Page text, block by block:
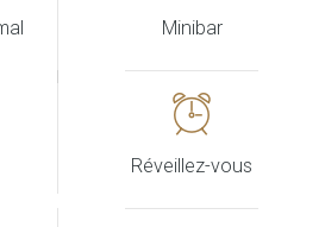
Minibar
Réveillez-vous